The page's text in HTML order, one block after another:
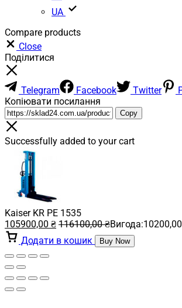
UA
Compare products
Close
Поділитися
Telegram Facebook Twitter
Копіювати посилання
Copy
Successfully added to your cart
Kaiser KR PE 1535
105900,00 ₴ 116100,00₴Вигода:10200,00
Додати в кошик
Buy Now